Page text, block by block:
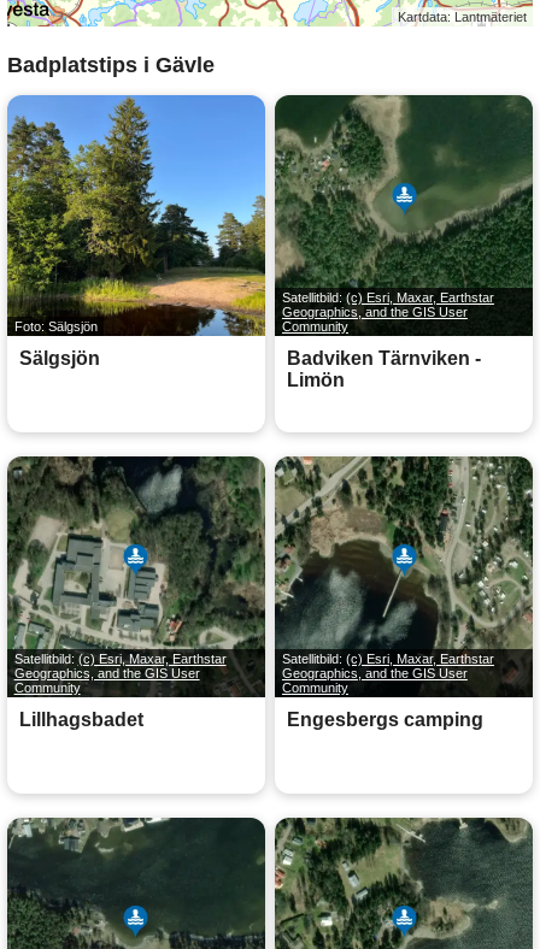
Kartdata: Lantmäteriet
Badplatstips i Gävle
Foto: Sälgsjön
Sälgsjön
Satellitbild: (c) Esri, Maxar, Earthstar
Geographics, and the GIS User
Community
Badviken Tärnviken -
Limön
Satellitbild: (c) Esri, Maxar, Earthstar
Geographics, and the GIS User
Community
Lillhagsbadet
Satellitbild: (c) Esri, Maxar, Earthstar
Geographics, and the GIS User
Community
Engesbergs camping